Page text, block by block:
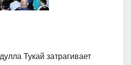
Тукай затрагивает